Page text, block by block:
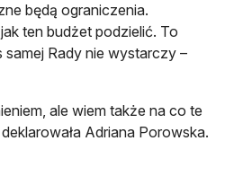
będą ograniczenia.
ten budżet podzielić. To
samej Rady nie wystarczy –
ale wiem także na co te
Adriana Porowska.